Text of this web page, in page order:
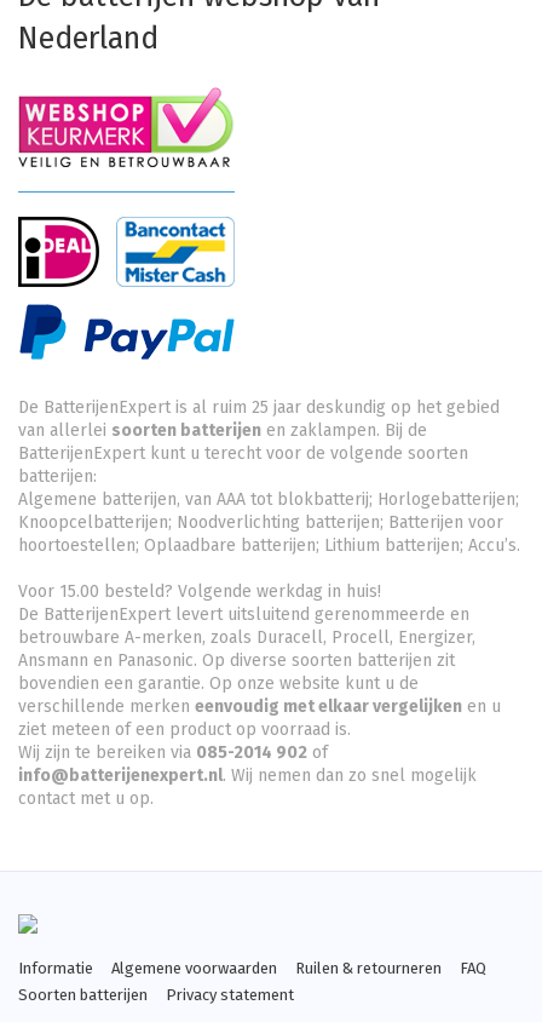
Nederland
De BatterijenExpert is al ruim 25 jaar deskundig op het gebied
van allerlei soorten batterijen en zaklampen. Bij de
BatterijenExpert kunt u terecht voor de volgende soorten
batterijen:
Algemene batterijen, van AAA tot blokbatterij; Horlogebatterijen;
Knoopcelbatterijen; Noodverlichting batterijen; Batterijen voor
hoortoestellen; Oplaadbare batterijen; Lithium batterijen; Accu’s.
Voor 15.00 besteld? Volgende werkdag in huis!
De BatterijenExpert levert uitsluitend gerenommeerde en
betrouwbare A-merken, zoals Duracell, Procell, Energizer,
Ansmann en Panasonic. Op diverse soorten batterijen zit
bovendien een garantie. Op onze website kunt u de
verschillende merken eenvoudig met elkaar vergelijken en u
ziet meteen of een product op voorraad is.
Wij zijn te bereiken via 085-2014 902 of
info@batterijenexpert.nl. Wij nemen dan zo snel mogelijk
contact met u op.
Informatie Algemene voorwaarden Ruilen & retourneren
FAQ
Soorten batterijen
Privacy statement